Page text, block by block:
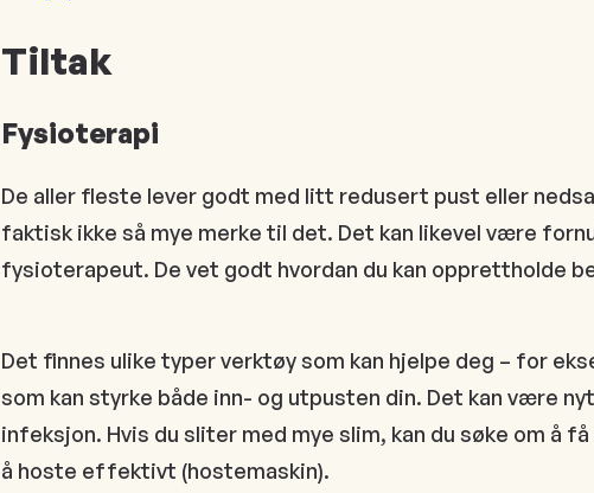
Tiltak
Fysioterapi
De aller fleste lever godt med litt redusert pust eller
faktisk ikke så mye merke til det. Det kan likevel være
fysioterapeut. De vet godt hvordan du kan opprettholde
Det finnes ulike typer verktøy som kan hjelpe deg – for
som kan styrke både inn- og utpusten din. Det kan være
infeksjon. Hvis du sliter med mye slim, kan du søke om å
å hoste effektivt (hostemaskin).